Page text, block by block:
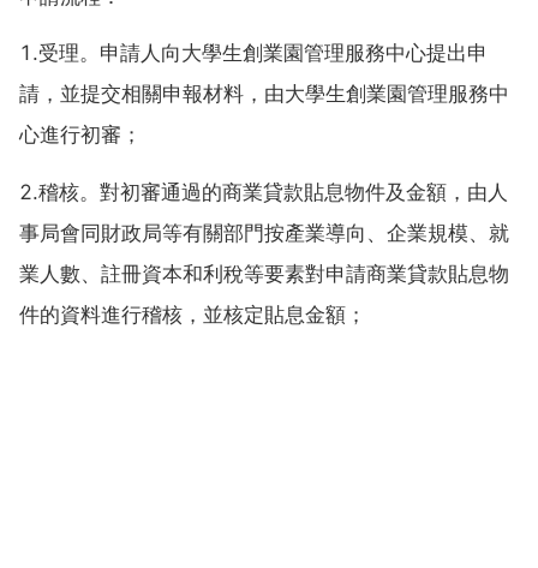
1.受理。申請人向大學生創業園管理服務中心提出申
請，並提交相關申報材料，由大學生創業園管理服務中
心進行初審；
2.稽核。對初審通過的商業貸款貼息物件及金額，由人
事局會同財政局等有關部門按產業導向、企業規模、就
業人數、註冊資本和利稅等要素對申請商業貸款貼息物
件的資料進行稽核，並核定貼息金額；